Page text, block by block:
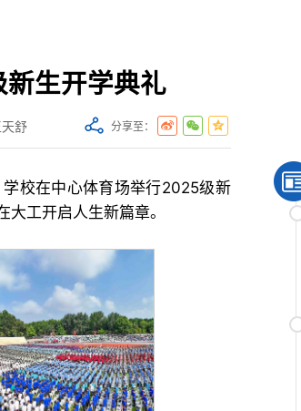
新生开学典礼
舒 分享至：
校在中心体育场举行2025级新
工开启人生新篇章。